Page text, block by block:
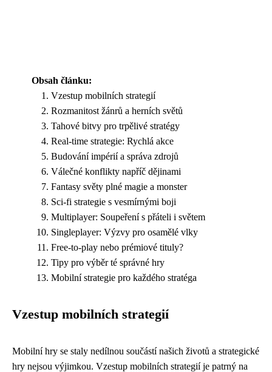
Obsah článku:
Vzestup mobilních strategií
Rozmanitost žánrů a herních světů
Tahové bitvy pro trpělivé stratégy
Real-time strategie: Rychlá akce
Budování impérií a správa zdrojů
Válečné konflikty napříč dějinami
Fantasy světy plné magie a monster
Sci-fi strategie s vesmírnými boji
Multiplayer: Soupeření s přáteli i světem
Singleplayer: Výzvy pro osamělé vlky
Free-to-play nebo prémiové tituly?
Tipy pro výběr té správné hry
Mobilní strategie pro každého stratéga
Vzestup mobilních strategií
Mobilní hry se staly nedílnou součástí našich životů a strategické
hry nejsou výjimkou. Vzestup mobilních strategií je patrný na